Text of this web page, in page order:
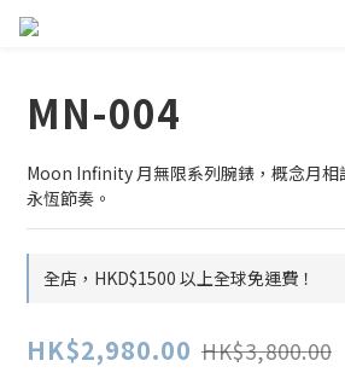
MN-004
Moon Infinity 月無限系列腕錶，概念月相
永恆節奏。
全店，HKD$1500 以上全球免運費！
HK$2,980.00 HK$3,800.00